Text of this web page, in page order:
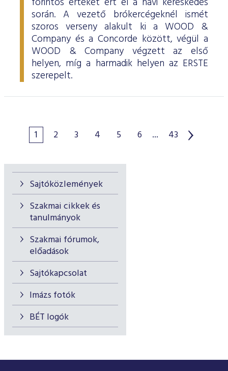
Sajtóközlemények
Szakmai cikkek és
tanulmányok
Szakmai fórumok,
előadások
Sajtókapcsolat
Imázs fotók
BÉT logók
során. A vezető brókercégeknél ismét
szoros verseny alakult ki a WOOD &
Company és a Concorde között, végül a
WOOD & Company végzett az első
helyen, míg a harmadik helyen az ERSTE
szerepelt.
1 2 3 4 5 6 ... 43